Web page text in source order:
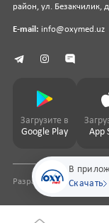
В
Скачать
район, ул. Безакчилик,
E-mail: info@oxymed.uz
Загрузите в
Google Play
App
Разработка сайта